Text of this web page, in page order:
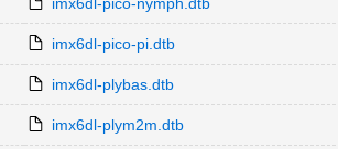
imx6dl-pico-pi.dtb
imx6dl-plybas.dtb
imx6dl-plym2m.dtb